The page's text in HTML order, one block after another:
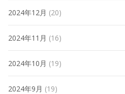
2024年12月 (20)
2024年11月 (16)
2024年10月 (19)
2024年9月 (19)